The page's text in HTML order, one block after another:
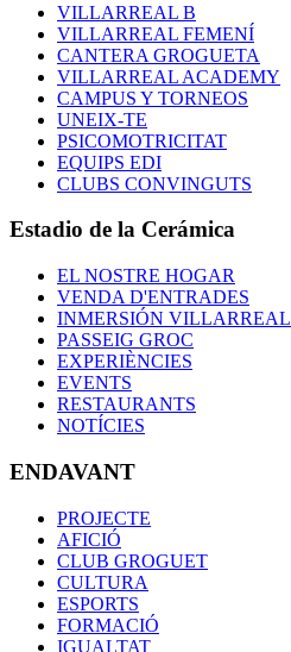
VILLARREAL B
VILLARREAL FEMENÍ
CANTERA GROGUETA
VILLARREAL ACADEMY
CAMPUS Y TORNEOS
UNEIX-TE
PSICOMOTRICITAT
EQUIPS EDI
CLUBS CONVINGUTS
Estadio de la Cerámica
EL NOSTRE HOGAR
VENDA D'ENTRADES
INMERSIÓN VILLARREAL
PASSEIG GROC
EXPERIÈNCIES
EVENTS
RESTAURANTS
NOTÍCIES
ENDAVANT
PROJECTE
AFICIÓ
CLUB GROGUET
CULTURA
ESPORTS
FORMACIÓ
IGUALTAT